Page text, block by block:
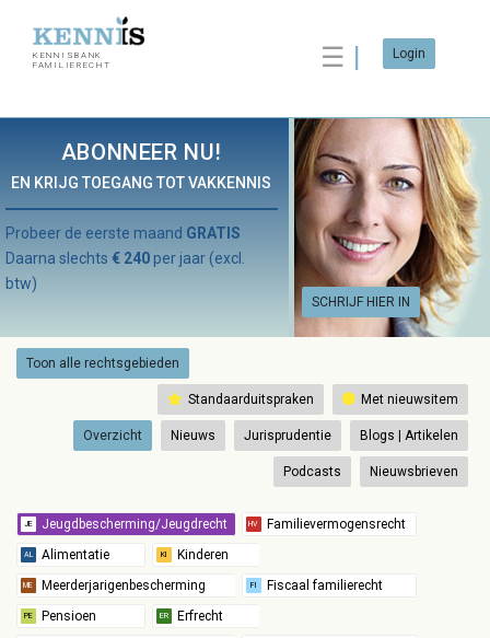
KENNISBANK
FAMILIERECHT
☰ Login
ABONNEER NU!
EN KRIJG TOEGANG TOT VAKKENNIS
SCHRIJF HIER IN
Probeer de eerste maand GRATIS
Daarna slechts € 240 per jaar (excl.
btw)
Toon alle rechtsgebieden
Standaarduitspraken Met nieuwsitem
Overzicht Nieuws Jurisprudentie Blogs | Artikelen
Podcasts Nieuwsbrieven